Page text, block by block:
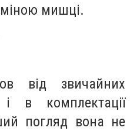
мишці.
від звичайних
і в комплектації
погляд вона не